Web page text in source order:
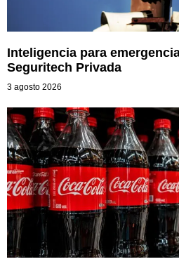
Inteligencia para
Seguritech Privada
3 agosto 2026